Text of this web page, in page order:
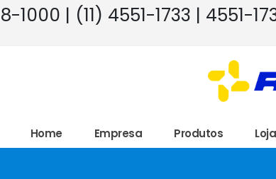
1000 | (11) 4551-1733 | 4551-
Home Empresa Produtos